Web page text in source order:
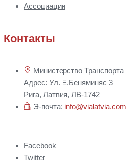
Ассоциации
Контакты
Министерство Транспорта
Адрес: Ул. Е.Беняминяс 3
Рига, Латвия, ЛВ-1742
Э-почта: info@vialatvia.com
Facebook
Twitter